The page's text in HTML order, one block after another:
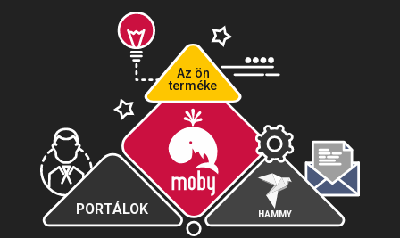
PORTÁLOK HAMMY
biztosításkezelés
Az ön
terméke